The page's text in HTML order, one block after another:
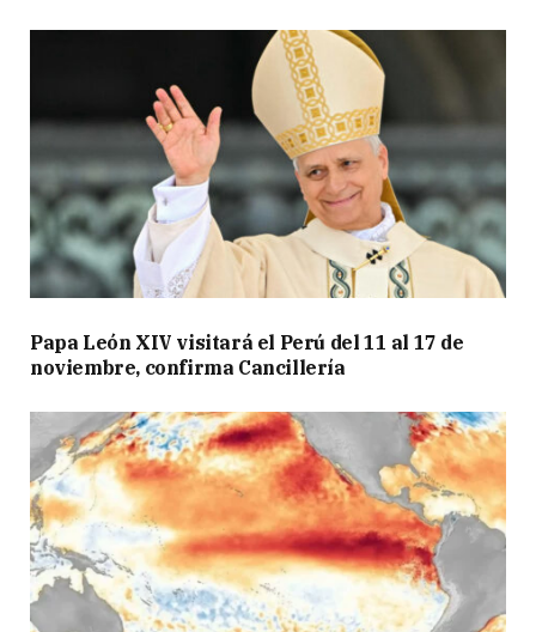
Papa León XIV visitará el Perú del 11 al 17 de
noviembre, confirma Cancillería